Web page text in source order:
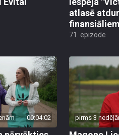
atlasē
71. epizode
00:04:02 pirms 3